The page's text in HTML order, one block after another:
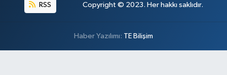
RSS Copyright © 2023. Her hakkı saklıdır.
Haber Yazılımı: TE Bilişim